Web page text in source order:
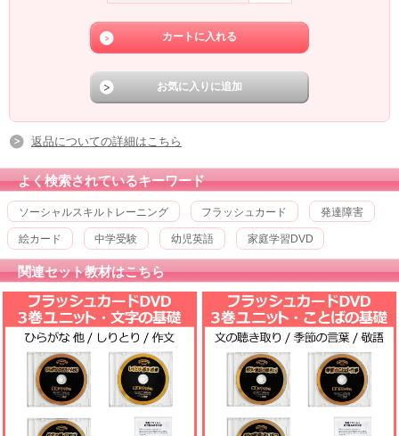
返品についての詳細はこちら
よく検索されているキーワード
ソーシャルスキルトレーニング フラッシュカード 発達障害
絵カード 中学受験 幼児英語 家庭学習DVD
関連セット教材はこちら